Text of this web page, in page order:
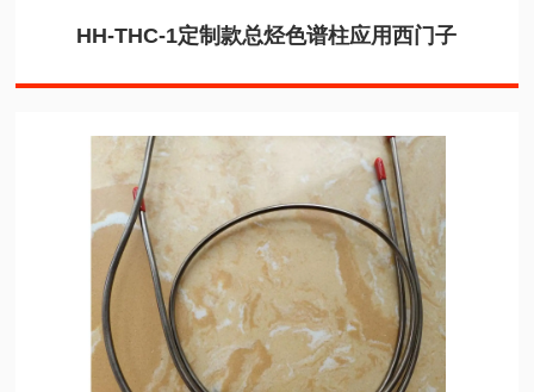
HH-THC-1定制款总烃色谱柱应用西门子